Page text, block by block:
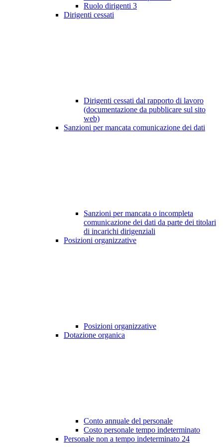
Ruolo dirigenti 3
Dirigenti cessati
Dirigenti cessati dal rapporto di lavoro
(documentazione da pubblicare sul sito
web)
Sanzioni per mancata comunicazione dei dati
Sanzioni per mancata o incompleta
comunicazione dei dati da parte dei titolari
di incarichi dirigenziali
Posizioni organizzative
Posizioni organizzative
Dotazione organica
Conto annuale del personale
Costo personale tempo indeterminato
Personale non a tempo indeterminato 24